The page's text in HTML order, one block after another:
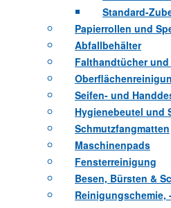
Standard-
Papierrollen und
Abfallbehälter
Falthandtücher
Seifen- und
Hygienebeutel und
Schmutzfangmatten
Maschinenpads
Fensterreinigung
Besen, Bürsten &